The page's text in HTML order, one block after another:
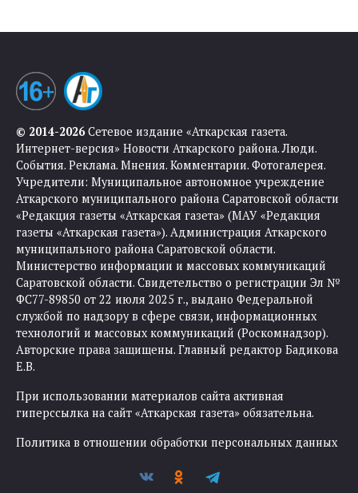
© 2014-2026Сетевое издание «Аткарская газета.
Интернет-версия» Новости Аткарского района. Люди.
События. Реклама. Мнения. Комментарии. Фотогалерея.
Учредители: Муниципальное автономное учреждение
Аткарского муниципального района Саратовской области
«Редакция газеты «Аткарская газета» (МАУ «Редакция
газеты «Аткарская газета»). Администрация Аткарского
муниципального района Саратовской области.
Министерство информации и массовых коммуникаций
Саратовской области. Свидетельство о регистрации Эл №
ФС77-89850 от 22 июля 2025 г., выдано Федеральной
службой по надзору в сфере связи, информационных
технологий и массовых коммуникаций (Роскомнадзор).
Авторские права защищены. Главный редактор Бадикова
Е.В.
При использовании материалов сайта активная
гиперссылка на сайт «Аткарская газета» обязательна.
Политика в отношении обработки персональных данных